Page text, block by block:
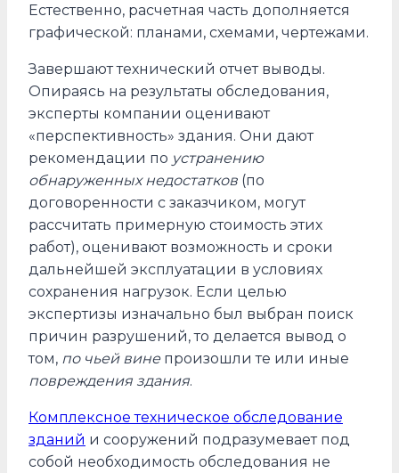
Естественно, расчетная часть дополняется
графической: планами, схемами, чертежами.
Завершают технический отчет выводы.
Опираясь на результаты обследования,
эксперты компании оценивают
«перспективность» здания. Они дают
рекомендации по устранению
обнаруженных недостатков (по
договоренности с заказчиком, могут
рассчитать примерную стоимость этих
работ), оценивают возможность и сроки
дальнейшей эксплуатации в условиях
сохранения нагрузок. Если целью
экспертизы изначально был выбран поиск
причин разрушений, то делается вывод о
том, по чьей винепроизошли те или иные
повреждения здания.
Комплексное техническое обследование
зданий и сооружений подразумевает под
собой необходимость обследования не